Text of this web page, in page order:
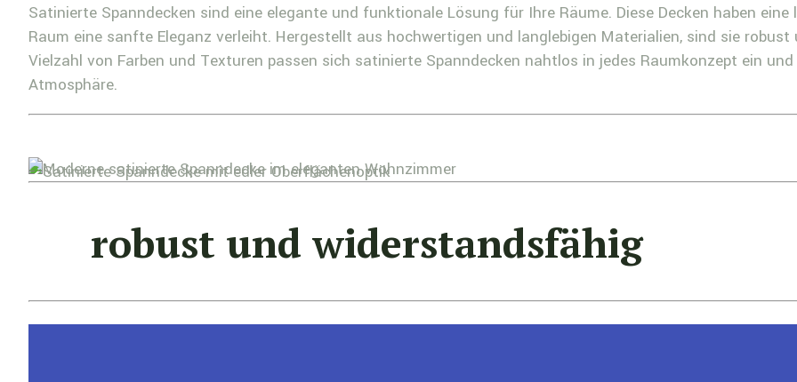
Satinierte Spanndecken sind eine elegante und funktionale Lösung für Ihre Räume. Diese Decken haben
Raum eine sanfte Eleganz verleiht. Hergestellt aus hochwertigen und langlebigen Materialien, sind sie
Vielzahl von Farben und Texturen passen sich satinierte Spanndecken nahtlos in jedes Raumkonzept ein
Atmosphäre.
robust und widerstandsfähig